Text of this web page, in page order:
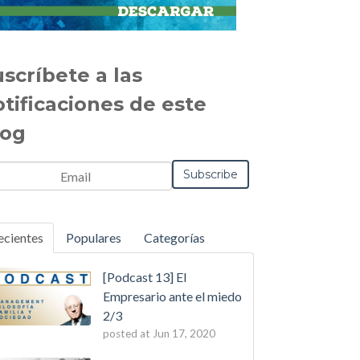
a las
de este
Populares Categorías
[Podcast 13] El
Empresario ante el miedo
2/3
posted at Jun 17, 2020